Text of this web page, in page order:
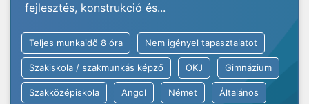
fejlesztés, konstrukció és...
Teljes munkaidő 8 óra Nem igényel tapasztalatot
Szakiskola / szakmunkás képző OKJ Gimnázium
Szakközépiskola Angol Német Általános